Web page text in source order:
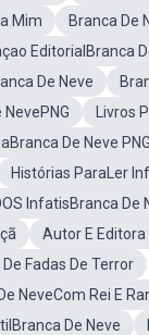
Mim Branca De
EditorialBranca
De Neve
NevePNG
Livros
De Neve PNG
Histórias ParaLer
InfatisBranca De
Autor E Editora
Fadas De Terror
NeveCom Rei E
De Neve